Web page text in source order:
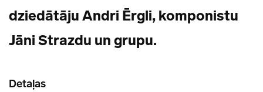
dziedātāju Andri Ērgli, komponistu
Jāni Strazdu un grupu.
Detaļas